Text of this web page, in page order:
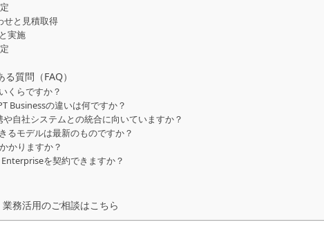
せと見積取得
実施
質問（FAQ）
くらですか？
Businessの違いは何ですか？
自社システムとの統合に向いていますか？
るモデルは最新のものですか？
かりますか？
を契約できますか？
務活用のご相談はこちら